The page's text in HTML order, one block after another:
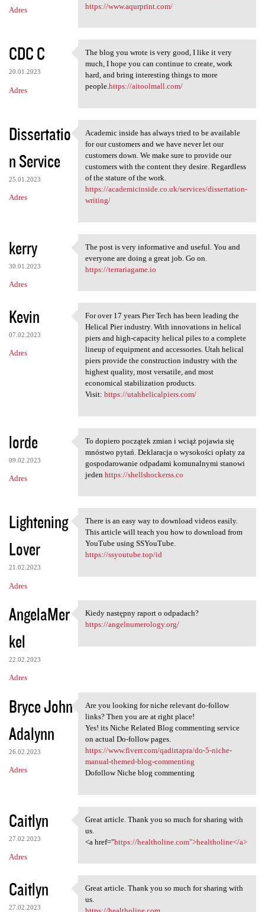
Adres
https://www.aqurprint.com/
CDC C
20.01.2023
Adres
The blog you wrote is very
The blog you wrote is very good, I like it very
much, I hope you can continue to create, work
hard, and bring interesting things to more
people.https://aitoolmall.com/
Dissertatio
n Service
25.01.2023
Adres
Academic inside has always
Academic inside has always tried to be available
for our customers and we have never let our
customers down. We make sure to provide our
customers with the content they desire. Regardless
of the stature of the work.
https://academicinside.co.uk/services/dissertation-
writing/
kerry
30.01.2023
Adres
The post is very informative
The post is very informative and useful. You and
everyone are doing a great job. Go on.
https://terrariagame.io
Kevin
07.02.2023
Adres
For over 17 years Pier Tech
For over 17 years Pier Tech has been leading the
Helical Pier industry. With innovations in helical
piers and high-capacity helical piles to a complete
lineup of equipment and accessories. Utah helical
piers provide the construction industry with the
highest quality, most versatile, and most
economical stabilization products.
Visit: https://utahhelicalpiers.com/
lorde
09.02.2023
Adres
To dopiero początek zmian i
To dopiero początek zmian i wciąż pojawia się
mnóstwo pytań. Deklaracja o wysokości opłaty za
gospodarowanie odpadami komunalnymi stanowi
jeden https://shellshockerss.co
Lightening
Lover
21.02.2023
Adres
There is an easy way to
There is an easy way to download videos easily.
This article will teach you how to download from
YouTube using SSYouTube.
https://ssyoutube.top/id
AngelaMer
kel
22.02.2023
Adres
Kiedy następny raport o
Kiedy następny raport o odpadach?
https://angelnumerology.org/
Bryce John
Adalynn
26.02.2023
Adres
Are you looking for niche
Are you looking for niche relevant do-follow
links? Then you are at right place!
Yes! its Niche Related Blog commenting service
on actual Do-follow pages.
https://www.fiverr.com/qadirtapra/do-5-niche-
manual-themed-blog-commenting
Dofollow Niche blog commenting
Caitlyn
27.02.2023
Adres
Great article. Thank you so
Great article. Thank you so much for sharing with
us.
<a href="https://healtholine.com">healtholine</a>
Caitlyn
27.02.2023
Great article. Thank you so
Great article. Thank you so much for sharing with
us.